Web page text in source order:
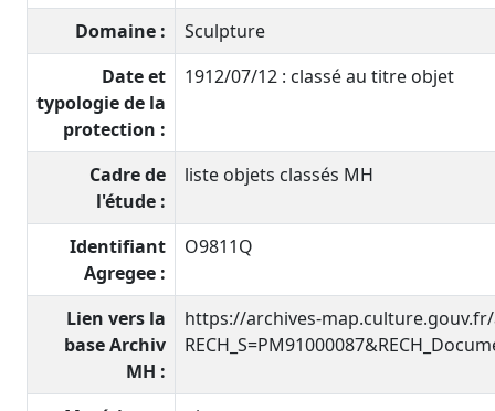
Domaine :
Sculpture
Date et
typologie de la
protection :
1912/07/12 : classé au titre objet
Cadre de
l'étude :
liste objets classés MH
Identifiant
Agregee :
O9811Q
Lien vers la
base Archiv
MH :
https://archives-